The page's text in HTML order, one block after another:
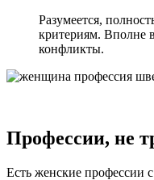
Разумеется,
критериям. Вполне
конфликты.
Профессии, не
Есть женские профессии